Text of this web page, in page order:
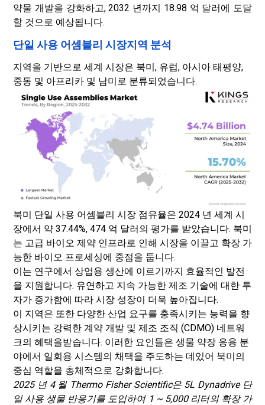
약물 개발을 강화하고, 2032 년까지 18.98 억 달러에 도달
할 것으로 예상됩니다.
단일 사용 어셈블리 시장지역 분석
지역을 기반으로 세계 시장은 북미, 유럽, 아시아 태평양,
중동 및 아프리카 및 남미로 분류되었습니다.
북미 단일 사용 어셈블리 시장 점유율은 2024 년 세계 시
장에서 약 37.44%, 474 억 달러의 평가를 받았습니다. 북미
는 고급 바이오 제약 인프라로 인해 시장을 이끌고 확장 가
능한 바이오 프로세싱에 중점을 둡니다.
이는 연구에서 상업용 생산에 이르기까지 효율적인 발전
을 지원합니다. 유연하고 지속 가능한 제조 기술에 대한 투
자가 증가함에 따라 시장 성장이 더욱 높아집니다.
이 지역은 또한 다양한 산업 요구를 충족시키는 능력을 향
상시키는 강력한 계약 개발 및 제조 조직 (CDMO) 네트워
크의 혜택을받습니다. 이러한 요인들은 생물 약장 응용 분
야에서 일회용 시스템의 채택을 주도하는 데있어 북미의
중심 역할을 총체적으로 강화합니다.
2025 년 4 월 Thermo Fisher Scientific은 5L Dynadrive 단
일 사용 생물 반응기를 도입하여 1 ~ 5,000 리터의 확장 가